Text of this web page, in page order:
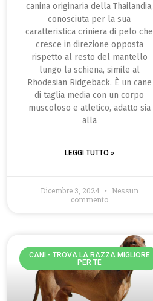
canina originaria della Thailandia,
conosciuta per la sua
caratteristica criniera di pelo che
cresce in direzione opposta
rispetto al resto del mantello
lungo la schiena, simile al
Rhodesian Ridgeback. È un cane
di taglia media con un corpo
muscoloso e atletico, adatto sia
alla
LEGGI TUTTO »
Dicembre 3, 2024
Nessun
commento
CANI - TROVA LA RAZZA MIGLIORE
PER TE